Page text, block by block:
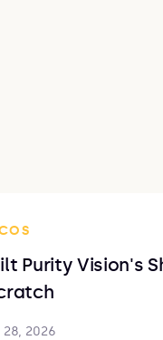
Purity Vision's
28, 2026